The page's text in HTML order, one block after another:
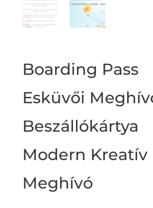
Boarding Pass
Esküvői
Beszállókártya
Modern Kreatív
Meghívó